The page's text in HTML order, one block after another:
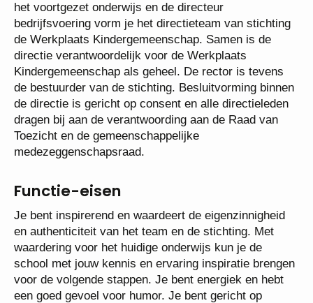
de rector van het voortgezet onderwijs en de
directeur bedrijfsvoering vorm je het directieteam
van stichting de Werkplaats Kindergemeenschap.
Samen is de directie verantwoordelijk voor de
Werkplaats Kindergemeenschap als geheel. De
rector is tevens de bestuurder van de stichting.
Besluitvorming binnen de directie is gericht op
consent en alle directieleden dragen bij aan de
verantwoording aan de Raad van Toezicht en de
gemeenschappelijke medezeggenschapsraad.
Functie-eisen
Je bent inspirerend en waardeert de eigenzinnigheid
en authenticiteit van het team en de stichting. Met
waardering voor het huidige onderwijs kun je de
school met jouw kennis en ervaring inspiratie
brengen voor de volgende stappen. Je bent energiek
en hebt een goed gevoel voor humor. Je bent gericht